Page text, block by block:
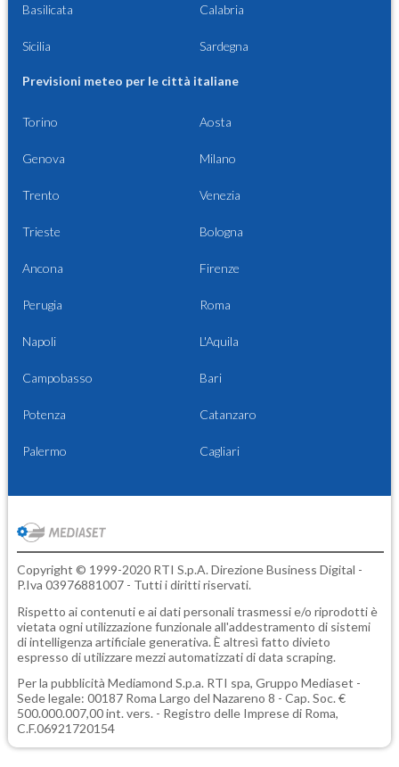
Basilicata Calabria
Sicilia Sardegna
Previsioni meteo per le città italiane
Torino Aosta
Genova Milano
Trento Venezia
Trieste Bologna
Ancona Firenze
Perugia Roma
Napoli L'Aquila
Campobasso Bari
Potenza Catanzaro
Palermo Cagliari
Copyright © 1999-2020 RTI S.p.A. Direzione Business Digital -
P.Iva 03976881007 - Tutti i diritti riservati.
Rispetto ai contenuti e ai dati personali trasmessi e/o riprodotti è
vietata ogni utilizzazione funzionale all'addestramento di sistemi
di intelligenza artificiale generativa. È altresì fatto divieto
espresso di utilizzare mezzi automatizzati di data scraping.
Per la pubblicità Mediamond S.p.a. RTI spa, Gruppo Mediaset -
Sede legale: 00187 Roma Largo del Nazareno 8 - Cap. Soc. €
500.000.007,00 int. vers. - Registro delle Imprese di Roma,
C.F.06921720154